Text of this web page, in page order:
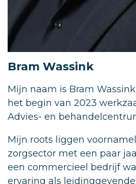
Bram Wassink
Mijn naam is Bram
het begin van 2023
Advies- en
Mijn roots liggen
zorgsector met een paar
een commercieel bedrijf
ervaring als